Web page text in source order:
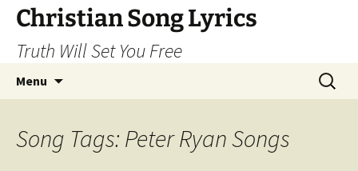
Skip
content
Christian Song Lyrics
Truth Will Set You Free
Menu
Search
for:
Song Tags: Peter Ryan Songs